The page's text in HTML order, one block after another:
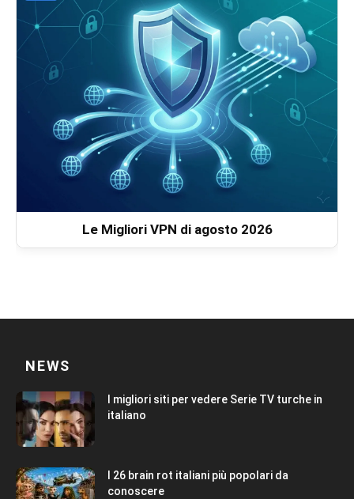
Le Migliori VPN di agosto 2026
NEWS
I migliori siti per vedere Serie TV turche in
italiano
I 26 brain rot italiani più popolari da
conoscere